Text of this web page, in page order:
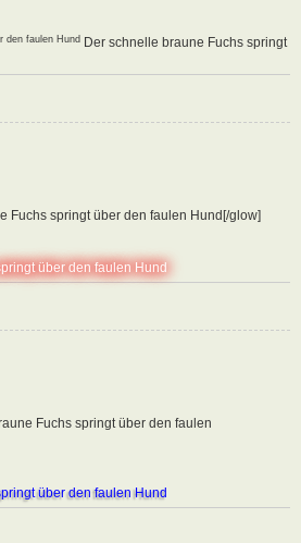
den faulen Hund
Der schnelle braune Fuchs springt
Fuchs springt über den faulen Hund[/glow]
über den faulen Hund
Fuchs springt über den faulen
über den faulen Hund